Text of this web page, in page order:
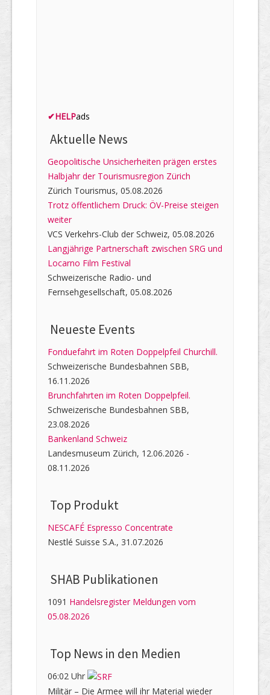
✔HELPads
Aktuelle News
Geopolitische Unsicherheiten prägen erstes
Halbjahr der Tourismusregion Zürich
Zürich Tourismus, 05.08.2026
Trotz öffentlichem Druck: ÖV-Preise steigen
weiter
VCS Verkehrs-Club der Schweiz, 05.08.2026
Langjährige Partnerschaft zwischen SRG und
Locarno Film Festival
Schweizerische Radio- und
Fernsehgesellschaft, 05.08.2026
Neueste Events
Fonduefahrt im Roten Doppelpfeil Churchill.
Schweizerische Bundesbahnen SBB,
16.11.2026
Brunchfahrten im Roten Doppelpfeil.
Schweizerische Bundesbahnen SBB,
23.08.2026
Bankenland Schweiz
Landesmuseum Zürich, 12.06.2026 -
08.11.2026
Top Produkt
NESCAFÉ Espresso Concentrate
Nestlé Suisse S.A., 31.07.2026
SHAB Publi­kati­onen
1091 Handelsregister Meldungen vom
05.08.2026
Top News in den Medien
06:02 Uhr
Militär – Die Armee will ihr Material wieder